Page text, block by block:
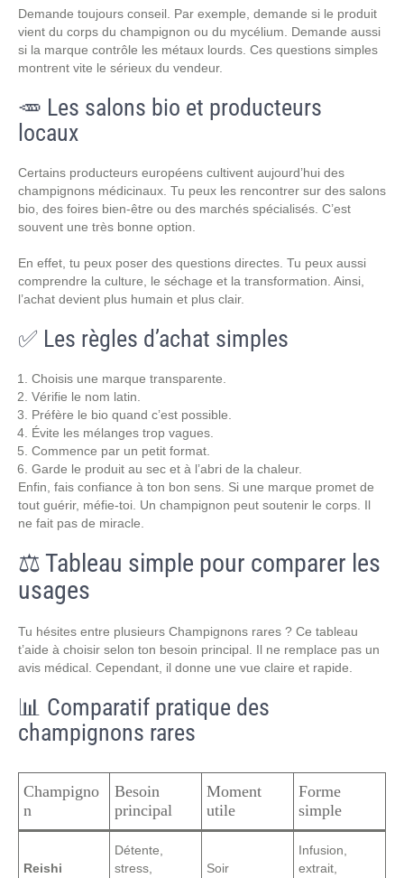
Demande toujours conseil. Par exemple, demande si le produit
vient du corps du champignon ou du mycélium. Demande aussi
si la marque contrôle les métaux lourds. Ces questions simples
montrent vite le sérieux du vendeur.
🥕 Les salons bio et producteurs
locaux
Certains producteurs européens cultivent aujourd’hui des
champignons médicinaux. Tu peux les rencontrer sur des salons
bio, des foires bien-être ou des marchés spécialisés. C’est
souvent une très bonne option.
En effet, tu peux poser des questions directes. Tu peux aussi
comprendre la culture, le séchage et la transformation. Ainsi,
l’achat devient plus humain et plus clair.
✅ Les règles d’achat simples
Choisis une marque transparente.
Vérifie le nom latin.
Préfère le bio quand c’est possible.
Évite les mélanges trop vagues.
Commence par un petit format.
Garde le produit au sec et à l’abri de la chaleur.
Enfin, fais confiance à ton bon sens. Si une marque promet de
tout guérir, méfie-toi. Un champignon peut soutenir le corps. Il
ne fait pas de miracle.
⚖️ Tableau simple pour comparer les
usages
Tu hésites entre plusieurs Champignons rares ? Ce tableau
t’aide à choisir selon ton besoin principal. Il ne remplace pas un
avis médical. Cependant, il donne une vue claire et rapide.
📊 Comparatif pratique des
champignons rares
Champigno
n
Besoin
principal
Moment
utile
Forme
simple
Reishi
Détente,
stress,
Soir
Infusion,
extrait,